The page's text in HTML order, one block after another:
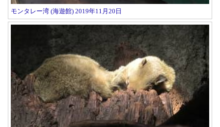
モンタレー湾 (海遊館) 2019年11月20日